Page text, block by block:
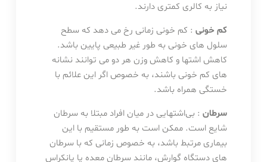
نیاز به کالری کمتری دارند.
کم خونی: کم خونی زمانی رخ می دهد که سطح
سلول های خونی به طور غیر طبیعی پایین باشد.
کاهش اشتها و کاهش وزن هر دو می توانند نشانه
های کم خونی باشند، به خصوص اگر این علائم با
خستگی همراه باشد.
سرطان: بی‌اشتهایی در میان افراد مبتلا به سرطان
شایع است. ممکن است به طور مستقیم با این
بیماری مرتبط باشد، به خصوص زمانی که با سرطان
های دستگاه گوارش، مانند سرطان معده یا پانکراس